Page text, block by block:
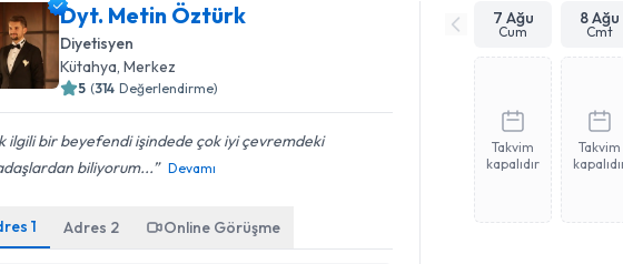
Dyt. Metin Öztürk
Diyetisyen
Kütahya,Merkez
5 (314 Değerlendirme)
ilgili bir beyefendi işindede çok iyi çevremdeki
biliyorum...
Devamı
1 Adres 2 Online Görüşme
7 Ağu
Cum
8 Ağu
Cmt
Takvim
kapalıdır
Takvim